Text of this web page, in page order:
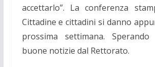
accettarlo”. La conferenza
Cittadine e cittadini si danno
prossima settimana.
buone notizie dal Rettorato.